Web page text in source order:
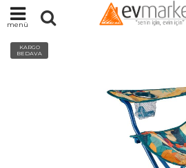
menü
KARGO
BEDAVA